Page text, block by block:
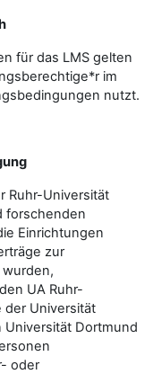
für das LMS gelten
im
nutzt.
Ruhr-Universität
forschenden
Einrichtungen
zur
UA Ruhr-
der Universität
Dortmund
oder